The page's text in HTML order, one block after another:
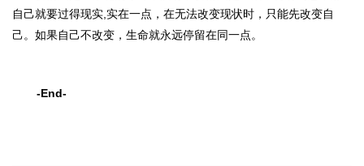
自己就要过得现实 ,实在一点， 在无法改变现状时，只能先改变自
己。如果自己不改变，生命就永远停留在同一点。
-End-